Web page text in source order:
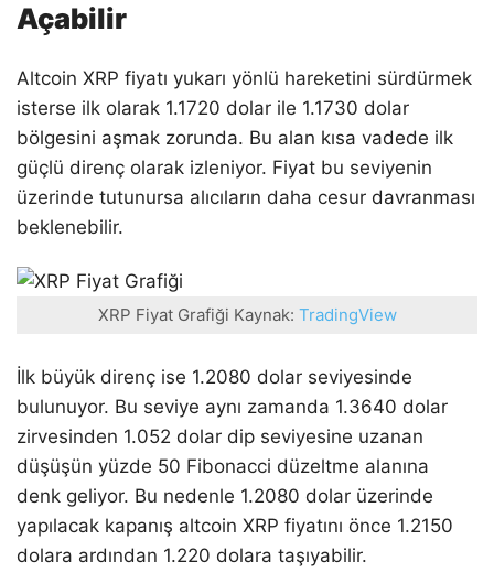
Açabilir
Altcoin XRP fiyatı yukarı yönlü hareketini sürdürmek
isterse ilk olarak 1.1720 dolar ile 1.1730 dolar
bölgesini aşmak zorunda. Bu alan kısa vadede ilk
güçlü direnç olarak izleniyor. Fiyat bu seviyenin
üzerinde tutunursa alıcıların daha cesur davranması
beklenebilir.
XRP Fiyat Grafiği Kaynak: TradingView
İlk büyük direnç ise 1.2080 dolar seviyesinde
bulunuyor. Bu seviye aynı zamanda 1.3640 dolar
zirvesinden 1.052 dolar dip seviyesine uzanan
düşüşün yüzde 50 Fibonacci düzeltme alanına
denk geliyor. Bu nedenle 1.2080 dolar üzerinde
yapılacak kapanış altcoin XRP fiyatını önce 1.2150
dolara ardından 1.220 dolara taşıyabilir.